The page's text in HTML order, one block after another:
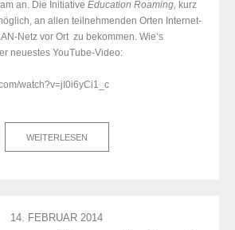
an. Die Initiative Education Roaming, kurz
an allen teilnehmenden Orten Internet-
Netz vor Ort zu bekommen. Wie’s
neuestes YouTube-Video:
watch?v=jI0i6yCi1_c
WEITERLESEN
14. FEBRUAR 2014